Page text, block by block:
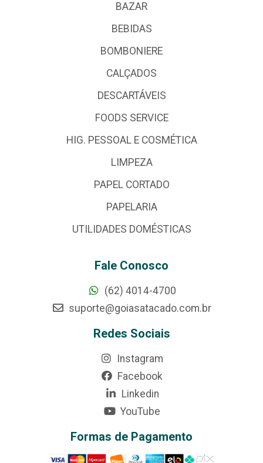
BAZAR
BEBIDAS
BOMBONIERE
CALÇADOS
DESCARTÁVEIS
FOODS SERVICE
HIG. PESSOAL E COSMÉTICA
LIMPEZA
PAPEL CORTADO
PAPELARIA
UTILIDADES DOMÉSTICAS
Fale Conosco
(62) 4014-4700
suporte@goiasatacado.com.br
Redes Sociais
Instagram
Facebook
Linkedin
YouTube
Formas de Pagamento